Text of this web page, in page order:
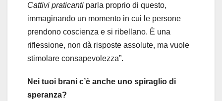
Cattivi praticanti parla proprio di questo,
immaginando un momento in cui le persone
prendono coscienza e si ribellano. È una
riflessione, non dà risposte assolute, ma vuole
stimolare consapevolezza”.
Nei tuoi brani c’è anche uno spiraglio di
speranza?